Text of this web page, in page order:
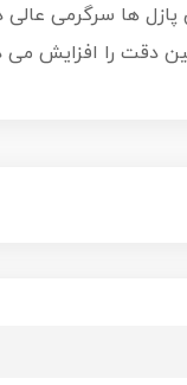
ها سرگرمی عالی
دقت را افزایش می